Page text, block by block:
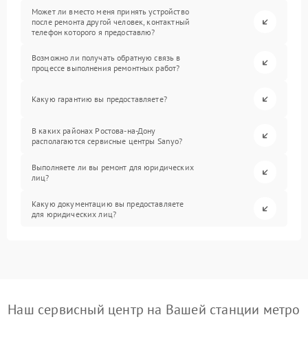
Может ли вместо меня принять устройство
после ремонта другой человек, контактный
телефон которого я предоставлю?
Возможно ли получать обратную связь в
процессе выполнения ремонтных работ?
Какую гарантию вы предоставляете?
В каких районах Ростова-на-Дону
располагаются сервисные центры Sanyo?
Выполняете ли вы ремонт для юридических
лиц?
Какую документацию вы предоставляете
для юридических лиц?
Наш сервисный центр на Вашей станции метро